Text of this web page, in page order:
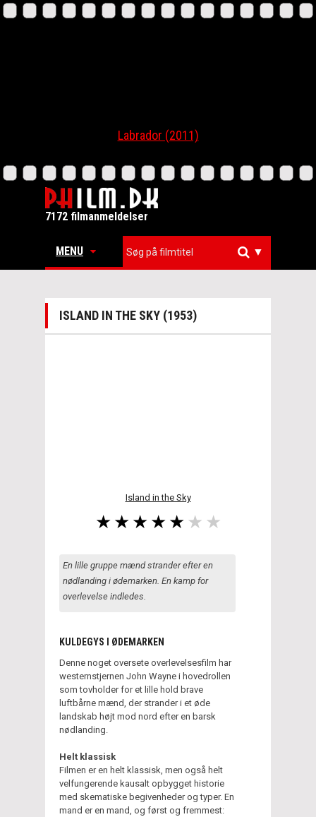
Labrador (2011)
7172 filmanmeldelser
MENU ▼
ISLAND IN THE SKY (1953)
Island in the Sky
En lille gruppe mænd strander efter en
nødlanding i ødemarken. En kamp for
overlevelse indledes.
KULDEGYS I ØDEMARKEN
Denne noget oversete overlevelsesfilm har
westernstjernen John Wayne i hovedrollen
som tovholder for et lille hold brave
luftbårne mænd, der strander i et øde
landskab højt mod nord efter en barsk
nødlanding.
Helt klassisk
Filmen er en helt klassisk, men også helt
velfungerende kausalt opbygget historie
med skematiske begivenheder og typer. En
mand er en mand, og først og fremmest: